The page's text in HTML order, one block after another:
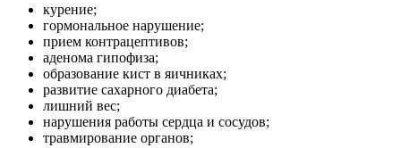
курение;
гормональное нарушение;
прием контрацептивов;
аденома гипофиза;
образование кист в яичниках;
развитие сахарного диабета;
лишний вес;
нарушения работы сердца и сосудов;
травмирование органов;